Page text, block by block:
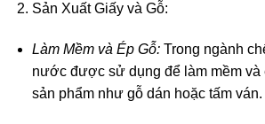
Sản Xuất Giấy và Gỗ:
Làm Mềm và Ép Gỗ:Trong ngành
nước được sử dụng để làm mềm và
sản phẩm như gỗ dán hoặc tấm ván.